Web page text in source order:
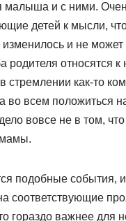
малыша и с ними.
детей к мысли,
и не
родителя относятся
как-то
во всем положиться
вовсе не в том,
мамы.
подобные события,
соответствующие
гораздо важнее для